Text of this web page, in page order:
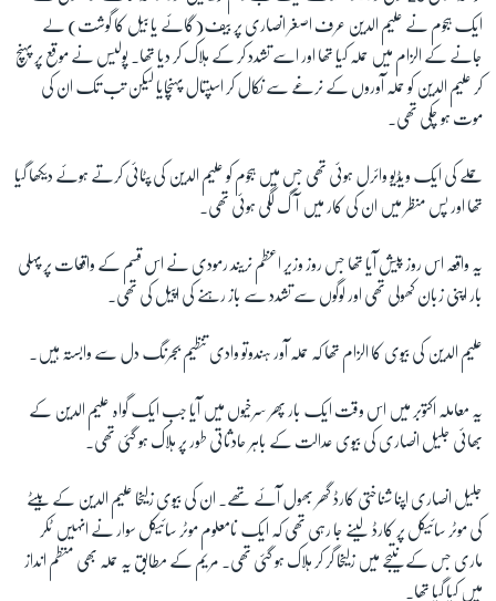
ایک ہجوم نے علیم الدین عرف اصغر انصاری پر بیف(گائے یا بیل کا گوشت) لے
جانے کے الزام میں حملہ کیا تھا اور اسے تشدد کر کے ہلاک کر دیا تھا۔ پولیس نے موقع پر پہنچ
کر علیم الدین کو حملہ آوروں کے نرغے سے نکال کر اسپتال پہنچایا لیکن تب تک ان کی
موت ہو چکی تھی۔
حملے کی ایک ویڈیو وائرل ہوئی تھی جس میں ہجوم کو علیم الدین کی پٹائی کرتے ہوئے دیکھا گیا
تھا اور پس منظر میں ان کی کار میں آگ لگی ہوئی تھی۔
یہ واقعہ اس روز پیش آیا تھا جس روز وزیر اعظم نریند رمودی نے اس قسم کے واقعات پر پہلی
بار اپنی زبان کھولی تھی اور لوگوں سے تشدد سے باز رہنے کی اپیل کی تھی۔
علیم الدین کی بیوی کا الزام تھا کہ حملہ آور ہندوتو وادی تنظیم بجرنگ دل سے وابستہ ہیں۔
یہ معاملہ اکتوبر میں اس وقت ایک بار پھر سرخیوں میں آیا جب ایک گواہ علیم الدین کے
بھائی جلیل انصاری کی بیوی عدالت کے باہر حادثاتی طور پر ہلاک ہو گئی تھی۔
جلیل انصاری اپنا شناختی کارڈ گھر بھول آئے تھے۔ ان کی بیوی زلیخا علیم الدین کے بیٹے
کی موٹر سائیکل پر کارڈ لینے جا رہی تھی کہ ایک نامعلوم موٹر سائیکل سوار نے انہیں ٹکر
ماری جس کے نتیجے میں زلیخا گر کر ہلاک ہو گئی تھی۔ مریم کے مطابق یہ حملہ بھی منظم انداز
میں کیا گیا تھا۔